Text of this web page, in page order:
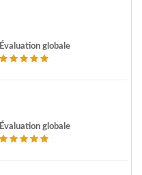
Évaluation globale
Évaluation globale